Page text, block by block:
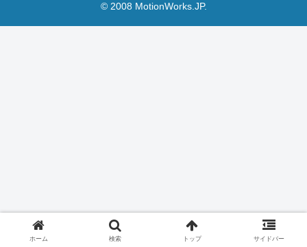
© 2008 MotionWorks.JP.
ホーム 検索 トップ サイドバー